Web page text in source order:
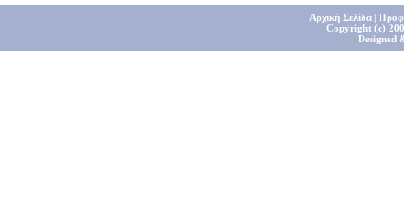
Αρχική Σελίδα|
Copyright (c)
Designed